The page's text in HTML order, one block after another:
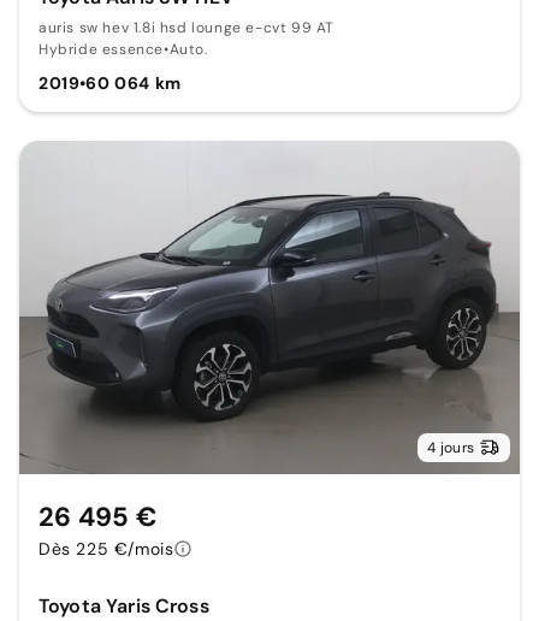
auris sw hev 1.8i hsd lounge e-cvt 99 AT
Hybride essence•Auto.
2019•60 064 km
4 jours
Toyota Yaris Cross
26 495 €
Dès 225 €/mois